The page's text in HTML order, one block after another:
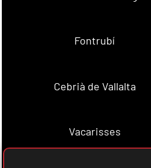
Fontrubí
Cebrià de Vallalta
Vacarisses